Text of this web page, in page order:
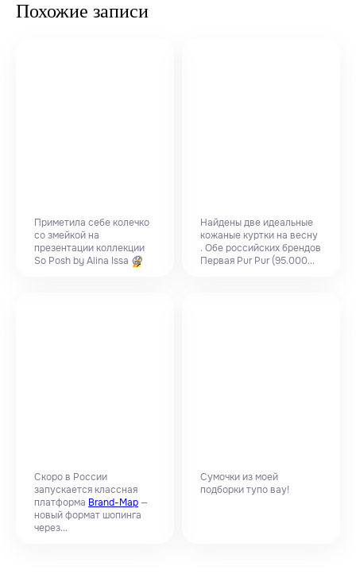
Похожие записи
Приметила себе колечко
со змейкой на
презентации коллекции
So Posh by Alina Issa 🤤
Найдены две идеальные
кожаные куртки на весну
. Обе российских брендов
Первая Pur Pur (95.000...
Скоро в России
запускается классная
платформа Brand-Map —
новый формат шопинга
через...
Сумочки из моей
подборки тупо вау!